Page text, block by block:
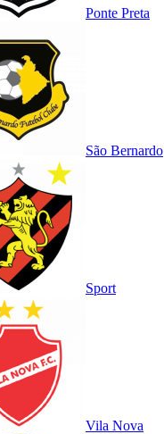
Ponte Preta
São Bernardo
Sport
Vila Nova